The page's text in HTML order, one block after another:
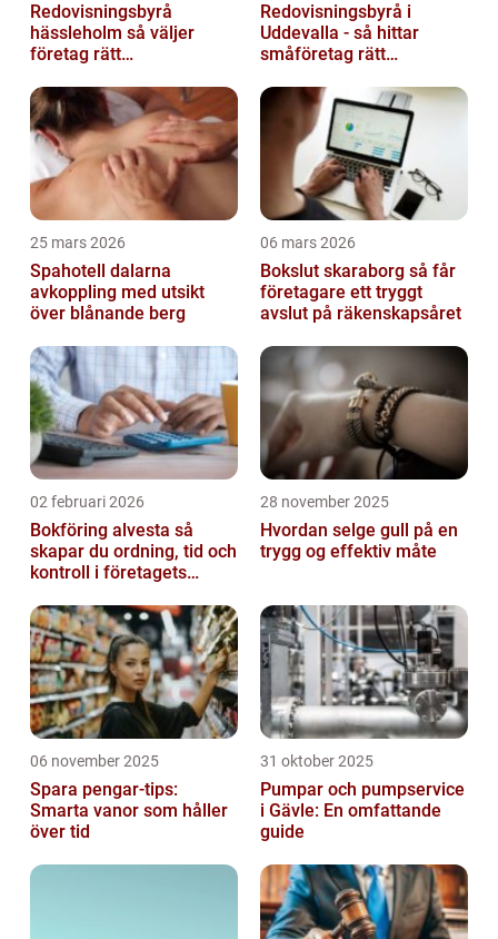
Redovisningsbyrå
hässleholm så väljer
företag rätt
Redovisningsbyrå i
Uddevalla - så hittar
småföretag rätt
25 mars 2026
Spahotell dalarna
avkoppling med utsikt
över blånande berg
06 mars 2026
Bokslut skaraborg så får
företagare ett tryggt
avslut på räkenskapsåret
02 februari 2026
Bokföring alvesta så
skapar du ordning, tid och
kontroll i företagets
28 november 2025
Hvordan selge gull på en
trygg og effektiv måte
06 november 2025
Spara pengar-tips:
Smarta vanor som håller
över tid
31 oktober 2025
Pumpar och pumpservice
i Gävle: En omfattande
guide